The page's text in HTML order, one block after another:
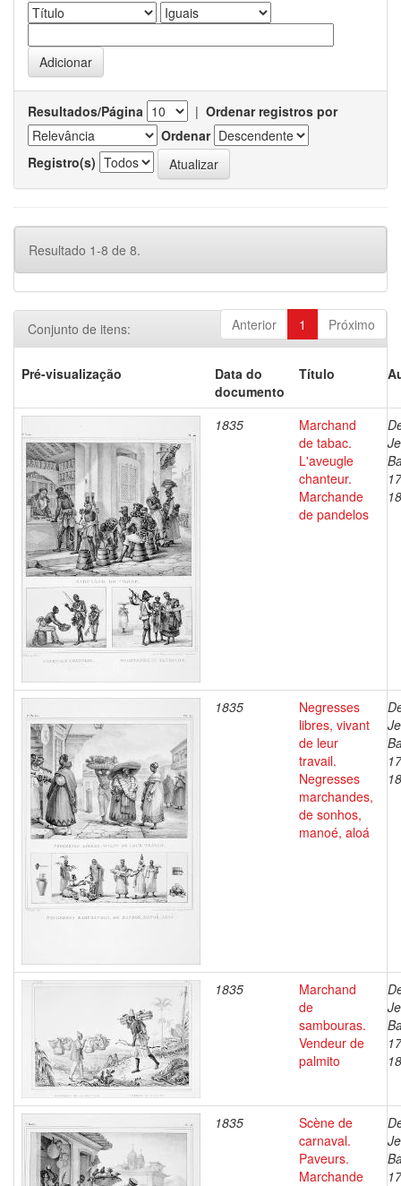
Resultados/Página | Ordenar registros por
Ordenar
Registro(s)
Resultado 1-8 de 8.
Anterior 1 Próximo
Conjunto de itens:
Pré-visualização
Data do
documento
Título
1835
Marchand
de tabac.
L'aveugle
chanteur.
Marchande
de pandelos
1835
Negresses
libres, vivant
de leur
travail.
Negresses
marchandes,
de sonhos,
manoé, aloá
1835
Marchand
de
sambouras.
Vendeur de
palmito
1835
Scène de
carnaval.
Paveurs.
Marchande